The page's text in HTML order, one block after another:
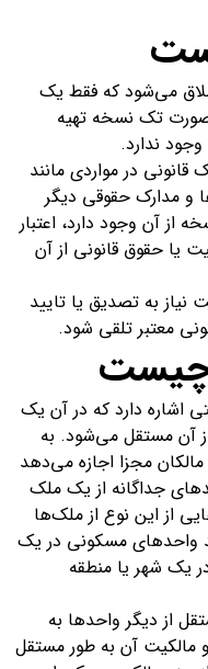
می‌شود که فقط یک
صورت تک نسخه تهیه
ندارد.
در مواردی مانند
و مدارک حقوقی دیگر
از آن وجود دارد، اعتبار
یا حقوق قانونی از آن
به تصدیق یا تایید
معتبر تلقی شود.
چیست
اشاره دارد که در آن یک
آن مستقل می‌شود. به
مجزا اجازه می‌دهد
جداگانه از یک ملک
از این نوع از ملک‌ها
واحدهای مسکونی در یک
یک شهر یا منطقه
از دیگر واحدها به
آن به طور مستقل